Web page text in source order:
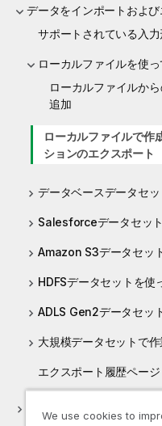
データをインポートおよび
サポートされている入
ローカルファイルを使
ローカルファイルか
追加
ローカルファイルで作
ションのエクスポート
データベースデータセ
Salesforceデータセッ
Amazon S3データセッ
HDFSデータセットを使
ADLS Gen2データセッ
大規模データセットで
エクスポート履歴ページ
We use cookies to